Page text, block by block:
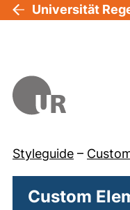
Universität
Styleguide –
Custom